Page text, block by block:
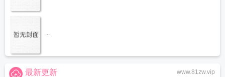
...
www.81zw.vip
最新更新